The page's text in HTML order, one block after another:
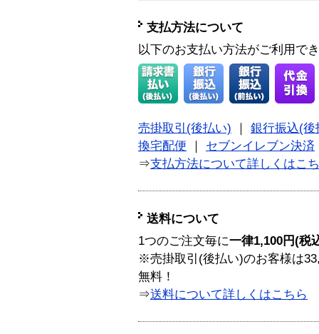
支払方法について
以下のお支払い方法がご利用で
売掛取引(後払い)
銀行振込(後
換宅配便
セブンイレブン決済
⇒支払方法について詳しくはこ
送料について
1つのご注文毎に一律1,100円(税
※売掛取引(後払い)のお客様は
無料！
⇒送料について詳しくはこちら